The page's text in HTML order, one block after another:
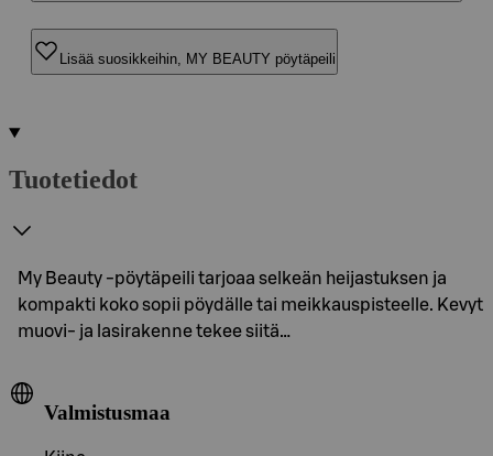
Lisää suosikkeihin, MY BEAUTY pöytäpeili
Tuotetiedot
My Beauty -pöytäpeili tarjoaa selkeän heijastuksen ja
kompakti koko sopii pöydälle tai meikkauspisteelle. Kevyt
muovi- ja lasirakenne tekee siitä…
Valmistusmaa